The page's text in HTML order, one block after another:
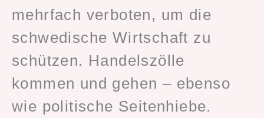
mehrfach verboten, um die
schwedische Wirtschaft zu
schützen. Handelszölle
kommen und gehen – ebenso
wie politische Seitenhiebe.